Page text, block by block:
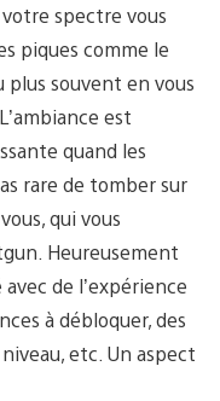
spectre vous
piques comme le
plus souvent en vous
est
quand les
rare de tomber sur
qui vous
Heureusement
de l’expérience
à débloquer, des
etc. Un aspect